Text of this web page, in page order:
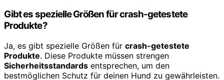
Gibt es spezielle Größen für crash-getestete
Produkte?
Ja, es gibt spezielle Größen für crash-getestete
Produkte. Diese Produkte müssen strengen
Sicherheitsstandards entsprechen, um den
bestmöglichen Schutz für deinen Hund zu gewährleisten.